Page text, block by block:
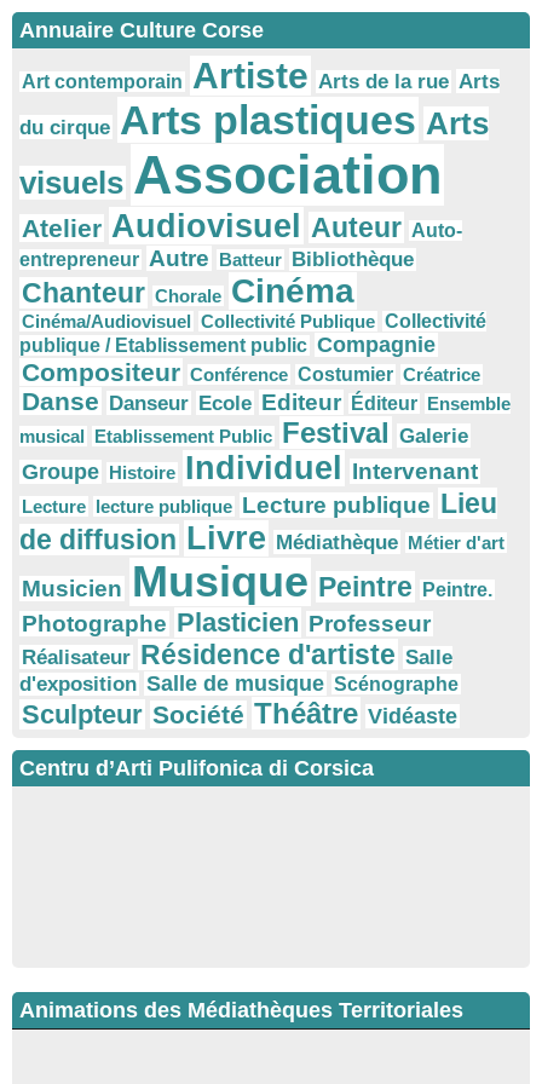
Annuaire Culture Corse
Art contemporain Artiste Arts de la rue Arts
du cirque Arts plastiques Arts
visuels Association
Atelier Audiovisuel Auteur Auto-
entrepreneur Autre Batteur Bibliothèque
Chanteur Chorale Cinéma
Cinéma/Audiovisuel Collectivité Publique Collectivité
publique / Etablissement public Compagnie
Compositeur Conférence Costumier Créatrice
Danse Danseur Ecole Editeur Éditeur Ensemble
musical Etablissement Public Festival Galerie
Groupe Histoire Individuel Intervenant
Lecture lecture publique Lecture publique Lieu
de diffusion Livre Médiathèque Métier d'art
Musicien Musique Peintre Peintre.
Photographe Plasticien Professeur
Réalisateur Résidence d'artiste Salle
d'exposition Salle de musique Scénographe
Sculpteur Société Théâtre Vidéaste
Centru d’Arti Pulifonica di Corsica
Animations des Médiathèques Territoriales